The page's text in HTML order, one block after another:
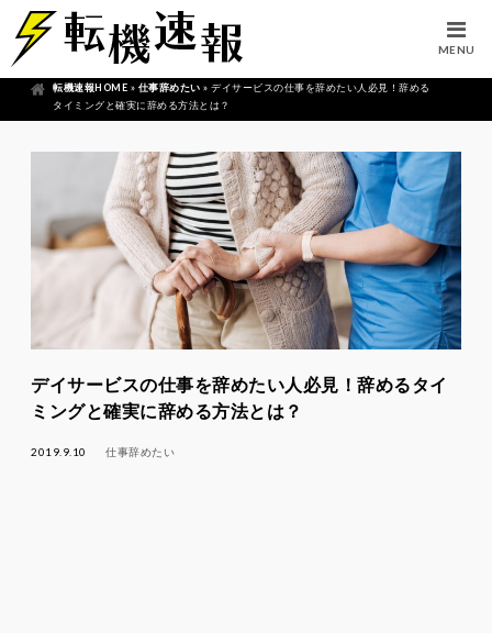
MENU
転機速報HOME » 仕事辞めたい » デイサービスの仕事を辞めたい人必見！辞める
タイミングと確実に辞める方法とは？
デイサービスの仕事を辞めたい人必見！辞めるタイ
ミングと確実に辞める方法とは？
2019.9.10 仕事辞めたい